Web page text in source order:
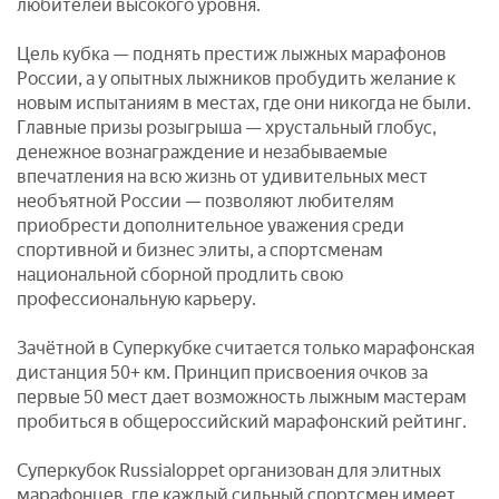
любителей высокого уровня.
Цель кубка — поднять престиж лыжных марафонов
России, а у опытных лыжников пробудить желание к
новым испытаниям в местах, где они никогда не были.
Главные призы розыгрыша — хрустальный глобус,
денежное вознаграждение и незабываемые
впечатления на всю жизнь от удивительных мест
необъятной России — позволяют любителям
приобрести дополнительное уважения среди
спортивной и бизнес элиты, а спортсменам
национальной сборной продлить свою
профессиональную карьеру.
Зачётной в Суперкубке считается только марафонская
дистанция 50+ км. Принцип присвоения очков за
первые 50 мест дает возможность лыжным мастерам
пробиться в общероссийский марафонский рейтинг.
Суперкубок Russialoppet организован для элитных
марафонцев, где каждый сильный спортсмен имеет